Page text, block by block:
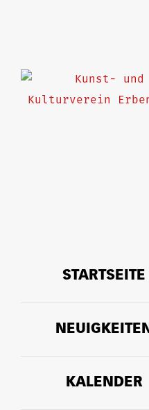
STARTSEITE
KALENDER